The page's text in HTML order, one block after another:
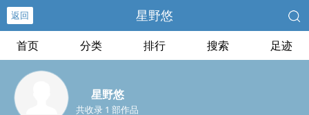
返回 星野悠
首页 分类 排行 搜索 足迹
星野悠
共收录 1 部作品